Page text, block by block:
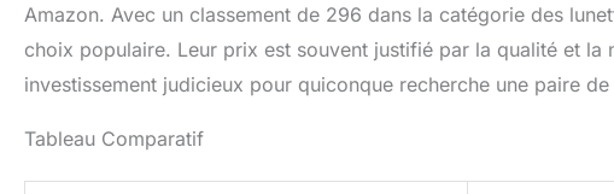
Amazon. Avec un classement de 296 dans la catégorie des
choix populaire. Leur prix est souvent justifié par la qualité et la
investissement judicieux pour quiconque recherche une paire
Tableau Comparatif